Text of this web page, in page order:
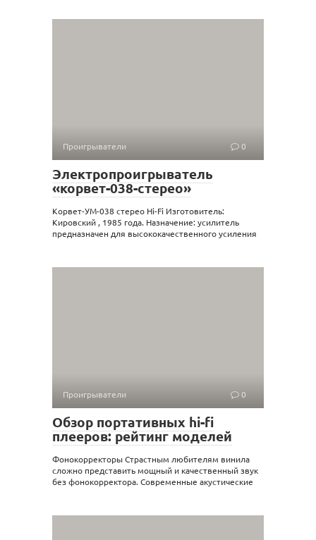
Проигрыватели 0
Электропроигрыватель
«корвет-038-стерео»
Корвет-УМ-038 стерео Hi-Fi Изготовитель:
Кировский , 1985 года. Назначение: усилитель
предназначен для высококачественного усиления
Проигрыватели 0
Обзор портативных hi-fi
плееров: рейтинг моделей
Фонокорректоры Страстным любителям винила
сложно представить мощный и качественный звук
без фонокорректора. Современные акустические